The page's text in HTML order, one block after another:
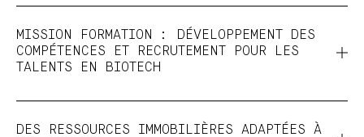
MISSION FORMATION : DÉVELOPPEMENT DES
COMPÉTENCES ET RECRUTEMENT POUR LES
TALENTS EN BIOTECH
DES RESSOURCES IMMOBILIÈRES ADAPTÉES À